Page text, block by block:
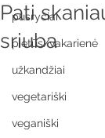
pusryčiai
pietūs/vakarienė
užkandžiai
vegetariški
veganiški
Pati
sriuba